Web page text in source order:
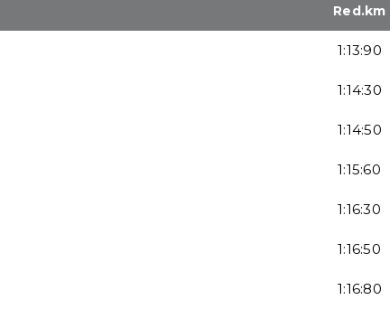
Red.km
1:13:90
1:14:30
1:14:50
1:15:60
1:16:30
1:16:50
1:16:80